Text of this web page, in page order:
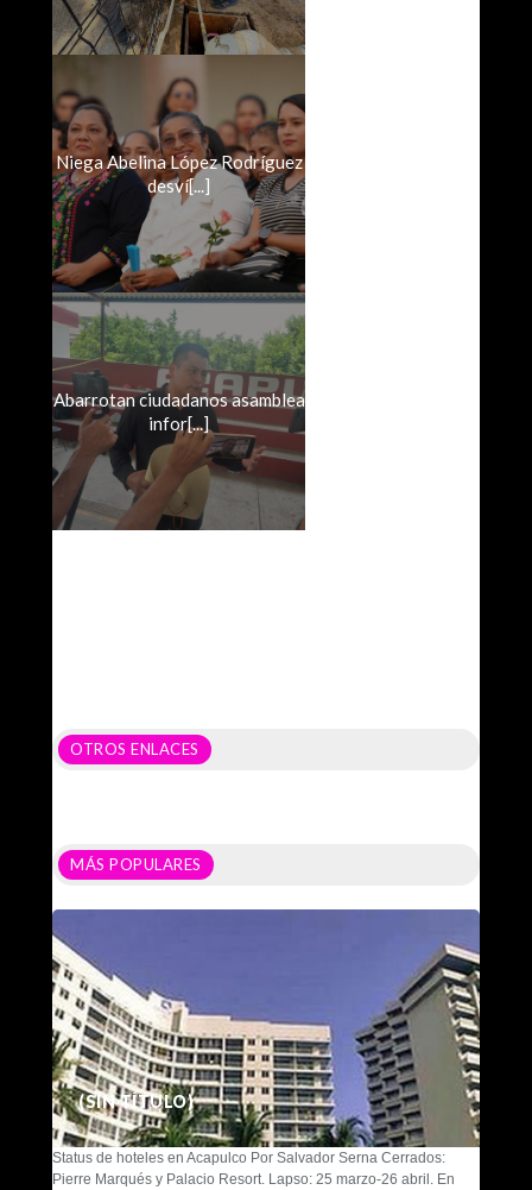
Niega Abelina López Rodríguez
desví[...]
Abarrotan ciudadanos asamblea
infor[...]
OTROS ENLACES
MÁS POPULARES
(SIN TÍTULO)
Status de hoteles en Acapulco Por Salvador Serna Cerrados:
Pierre Marqués y Palacio Resort. Lapso: 25 marzo-26 abril. En